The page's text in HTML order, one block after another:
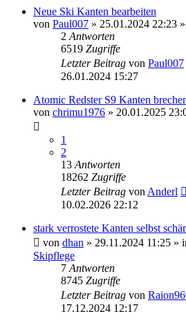
Neue Ski Kanten bearbeiten
von Paul007 » 25.01.2024 22:23
2 Antworten
6519 Zugriffe
Letzter Beitrag von Paul007
26.01.2024 15:27
Atomic Redster S9 Kanten
von chrimu1976 » 20.01.2025
1
2
13 Antworten
18262 Zugriffe
Letzter Beitrag von Anderl
10.02.2026 22:12
stark verrostete Kanten selbst
von dhan » 29.11.2024 11:25 »
Skipflege
7 Antworten
8745 Zugriffe
Letzter Beitrag von
17.12.2024 12:17